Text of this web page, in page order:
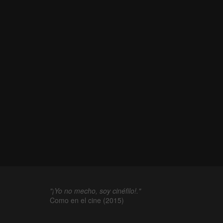
"¡Yo no mecho, soy cinéfilo!."
Como en el cine (2015)